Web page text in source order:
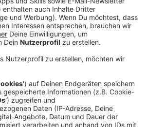
08.08.2019 12:34
benötigen Ihre
um den YouTube
Service zu laden!